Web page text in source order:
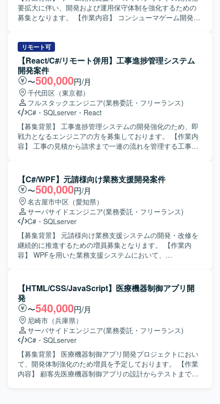
用いたアプリケーション開発環境となります。
要拡大に伴い、開発および運用保守体制を強化するための
募集となります。 【作業内容】 コンシューマゲーム開発環
いて、開発フローを支援するための機能追加や改善を実施
いたします。また、コンシューマゲーム開発環境の運用保
守サポートとして、担当ツールやジョブの不具合調査や修
正対応のサポートも行っていただきます。 【求める人物
像】 ゲーム開発を支える開発環境やツール開発に意欲的に
取り組める方を求めております。開発フローの効率化や自
動化に関心を持ち、主体的に改善提案を行っていただける
方ですと望ましいです。 【ポジションの魅力】 コンシュー
マゲーム開発を支える基盤となるツールやスクリプトの開
発に携わることができ、開発チーム全体の生産性向上に直
接貢献できるポジションです。ゲーム開発フローや各種開
コンシューマゲーム開発環境向けのツールおよびスクリプ
ト開発となります。
リモート可
【React/C#/リモート併用】工事進捗管理システム
開発案件
〜500,000円/月
千代田区（東京都）
フルスタックエンジニア(業務委託・フリーランス)
C# ・ SQLserver ・ React
【募集背景】 工事進捗管理システムの開発強化のため、即
戦力となるエンジニアの方を募集しております。 【作業内
容】 工事の見積から請求まで一連の流れを管理する工事進
C#で実装されたWebシステムの機能追加や改修、品質確認
などを行っていただきます。 【求める人物像】 Reactの実
装難易度が高い状況のため、Reactを中心としたフロントエ
ンド開発に強みをお持ちの方を求めております。技術に対
して前向きにキャッチアップできる方、技術レビューに対
しても折れずに改善に取り組めるメンタル面の強さをお持
ちの方です。若くて真面目なメンバーと協調しながら、自
律的に手を動かしていただける方を歓迎いたします。 【ポ
ジションの魅力】 ReactとC#を用いたWebシステム開発に
ー担当エンジニアと共に開発を行うことで、コード品質や
設計力の向上が期待できます。 【開発環境】 フロントエン
ドにReact、サーバーサイドにC#、データベースにSQL
Serverを利用したWebシステムとなります。
【C#/WPF】元請様向け業務支援開発案件
〜500,000円/月
名古屋市中区（愛知県）
サーバサイドエンジニア(業務委託・フリーランス)
C# ・ SQLserver
【募集背景】 元請様向け業務支援システムの開発・改修を
継続的に推進するための増員募集となります。 【作業内
容】 WPFを用いた業務支援システムにおいて、
書および結合テスト仕様書を作成していただきます。 【求
める人物像】 WPFおよびMVVMパターンの特性を理解し、
仕様を丁寧に読み解きながら設計書やテスト仕様書を着実
に作成できる方を求めています。チームメンバーとコミュ
ニケーションを取りながら、主体的に課題整理や品質向上
に取り組んでいただける方が望ましいです。 【ポジション
の魅力】 WPFとMVVMパターンを前提とした開発プロジェ
クトに参画することで、デスクトップアプリケーション開
発における設計スキルやテスト設計スキルを高めていただ
けます。長期想定の案件のため、ドメイン知識や設計ノウ
【HTML/CSS/JavaScript】医療機器制御アプリ開
発
〜540,000円/月
尼崎市（兵庫県）
サーバサイドエンジニア(業務委託・フリーランス)
C# ・ SQLserver
【募集背景】 医療機器制御アプリ開発プロジェクトにおい
て、開発体制強化のため増員を予定しております。 【作業
内容】 顧客先医療機器制御アプリの設計からテストまで一